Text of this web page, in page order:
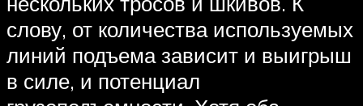
слову, от количества используемых
линий подъема зависит и выигрыш
в силе, и потенциал